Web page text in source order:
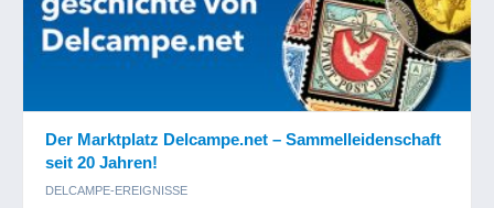
Der Marktplatz Delcampe.net – Sammelleidenschaft
seit 20 Jahren!
DELCAMPE-EREIGNISSE